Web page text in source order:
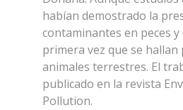
habían demostrado la
contaminantes en peces y
primera vez que se
animales terrestres. El
publicado en la revista
Pollution.